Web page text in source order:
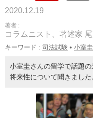
2020.12.19
著者 :
コラムニスト、著述家
キーワード : 司法試験 • 小室圭
小室圭さんの留学で話題
将来性について聞きました